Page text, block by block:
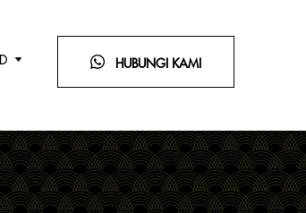
ID HUBUNGI KAMI